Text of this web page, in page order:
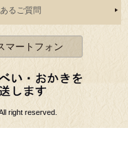
るご質問
マートフォン
right reserved.